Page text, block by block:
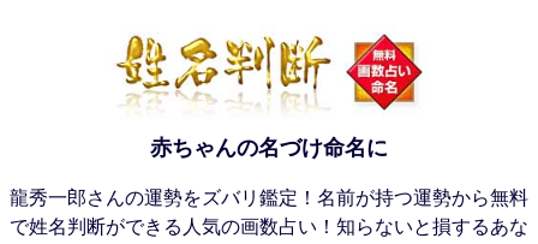
赤ちゃんの名づけ命名に
龍秀一郎さんの運勢をズバリ鑑定！名前が持つ運勢から無料
で姓名判断ができる人気の画数占い！知らないと損するあな